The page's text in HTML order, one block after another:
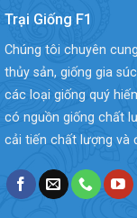
Trại Giống F1
Chúng tôi chuyên
thủy sản, giống gia
các loại giống quý
có nguồn giống chất
cải tiến chất lượng và